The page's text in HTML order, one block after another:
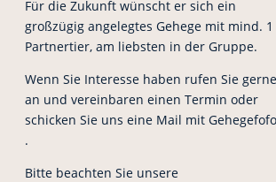
Für die Zukunft wünscht er sich ein
großzügig angelegtes Gehege mit mind. 1
Partnertier, am liebsten in der Gruppe.
Wenn Sie Interesse haben rufen Sie gerne
an und vereinbaren einen Termin oder
schicken Sie uns eine Mail mit
.
Bitte beachten Sie unsere